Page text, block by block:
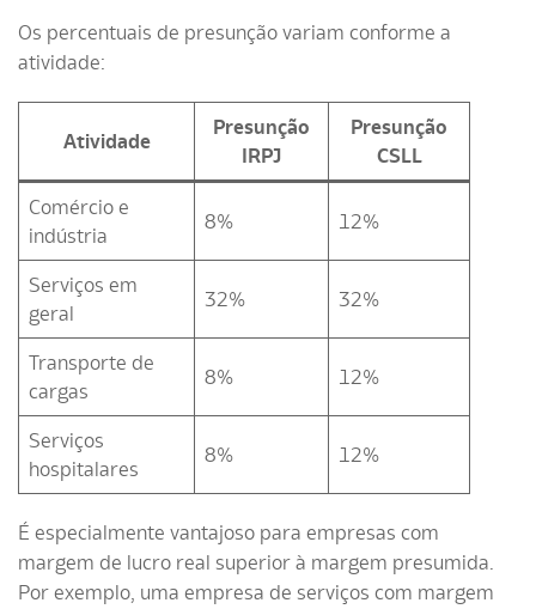
Os percentuais de presunção variam conforme a
atividade:
Atividade
Presunção
IRPJ
Presunção
CSLL
Comércio e
indústria
8% 12%
Serviços em
geral
32% 32%
Transporte de
cargas
8% 12%
Serviços
hospitalares
8% 12%
É especialmente vantajoso para empresas com
margem de lucro real superior à margem presumida.
Por exemplo, uma empresa de serviços com margem